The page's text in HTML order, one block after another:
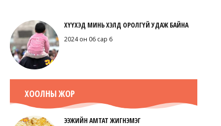
ХҮҮХЭД МИНЬ ХЭЛД ОРОЛГҮЙ УДАЖ БАЙНА
2024 он 06 сар 6
ХООЛНЫ ЖОР
ЭЭЖИЙН АМТАТ ЖИГНЭМЭГ